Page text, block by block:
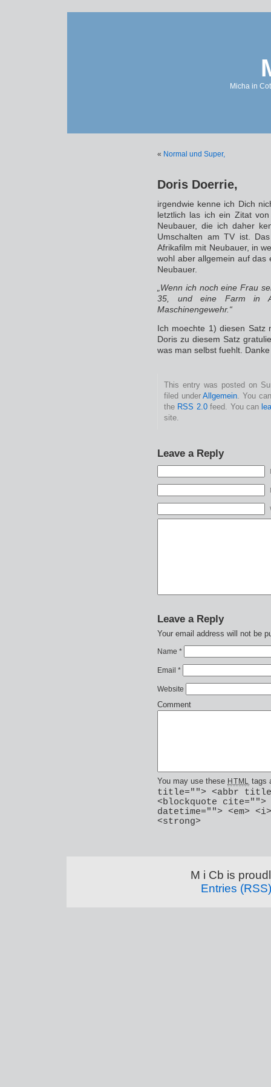
Micha in
« Normal und Super,
Doris Doerrie,
irgendwie kenne ich Dich
letztlich las ich ein Zitat von
Neubauer, die ich daher
Umschalten am TV ist.
Afrikafilm mit Neubauer, in
wohl aber allgemein auf das
Neubauer.
„Wenn ich noch eine Frau
35, und eine Farm in
Maschinengewehr.“
Ich moechte 1) diesen Satz
Doris zu diesem Satz
was man selbst fuehlt.
This entry was posted on
filed underAllgemein . You
the RSS 2.0feed. You can
site.
Leave a Reply
Leave a Reply
Your email address will not be
Name *
Email *
Website
Comment
You may use these HTML tags
title=""> <abbr
<blockquote cite="">
datetime=""> <em>
<strong>
M i Cb is
Entries (RSS)